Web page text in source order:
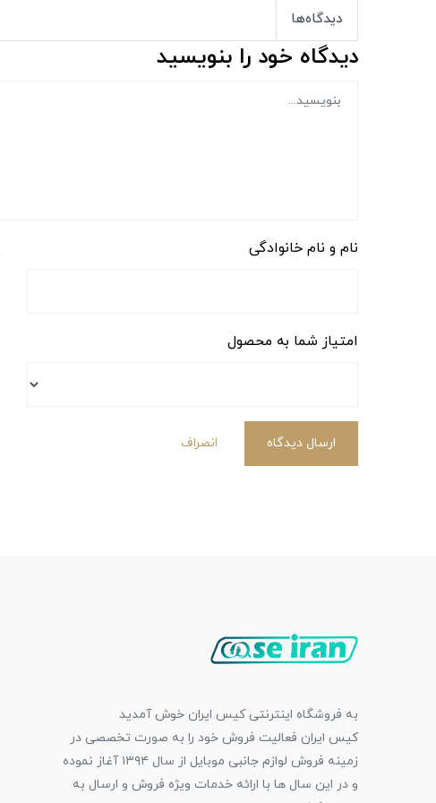
دیدگاه‌ها
دیدگاه خود را بنویسید
نام و نام خانوادگی
امتیاز شما به محصول
ارسال دیدگاه انصراف
به فروشگاه اینترنتی کیس ایران خوش آمدید
کیس ایران فعالیت فروش خود را به صورت تخصصی در
زمینه فروش لوازم جانبی موبایل از سال ۱۳۹۴ آغاز نموده
و در این سال ها با ارائه خدمات ویژه فروش و ارسال به